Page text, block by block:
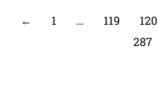
← 1 … 119 120
287